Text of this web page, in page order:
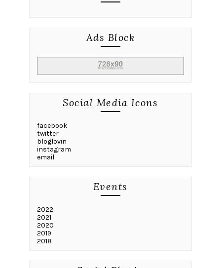
Ads Block
Social Media Icons
facebook
twitter
bloglovin
instagram
email
Events
2022
2021
2020
2019
2018